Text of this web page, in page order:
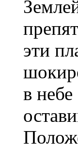
эти
в